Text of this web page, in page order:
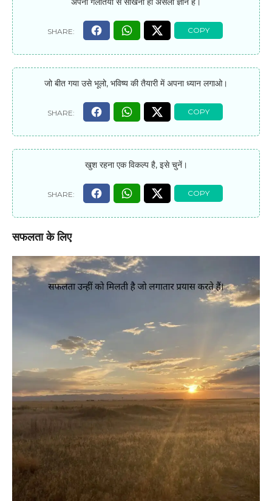
जो बीत गया उसे भूलो, भविष्य की तैयारी में अपना ध्यान लगाओ।
खुश रहना एक विकल्प है, इसे चुनें।
सफलता के लिए